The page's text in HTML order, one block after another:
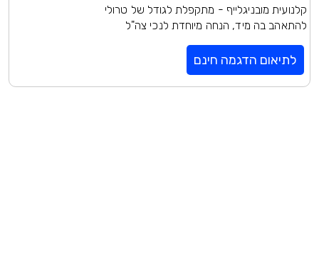
קלנועית מובניגלייף - מתקפלת לגודל של טרולי
להתאהב בה מיד, הנחה מיוחדת לנכי צה"ל
לתיאום הדגמה חינם